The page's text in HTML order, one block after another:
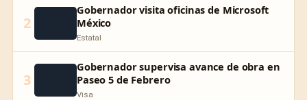
2
Gobernador visita oficinas de Microsoft
México
Estatal
3
Gobernador supervisa avance de obra en
Paseo 5 de Febrero
Visa